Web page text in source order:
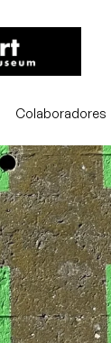
Colaboradores